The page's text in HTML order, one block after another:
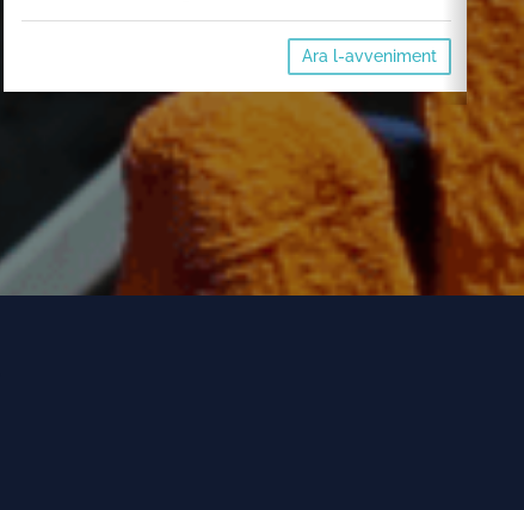
Ara l-avveniment